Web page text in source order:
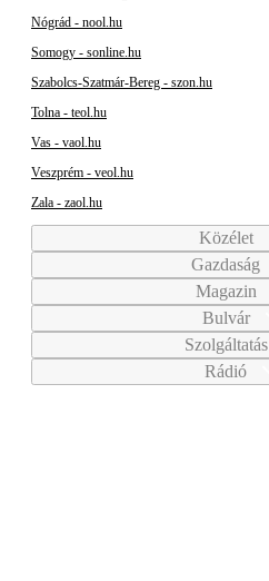
Nógrád - nool.hu
Somogy - sonline.hu
Szabolcs-Szatmár-Bereg - szon.hu
Tolna - teol.hu
Vas - vaol.hu
Veszprém - veol.hu
Zala - zaol.hu
Közélet
Gazdaság
Magazin
Bulvár
Szolgáltatás
Rádió